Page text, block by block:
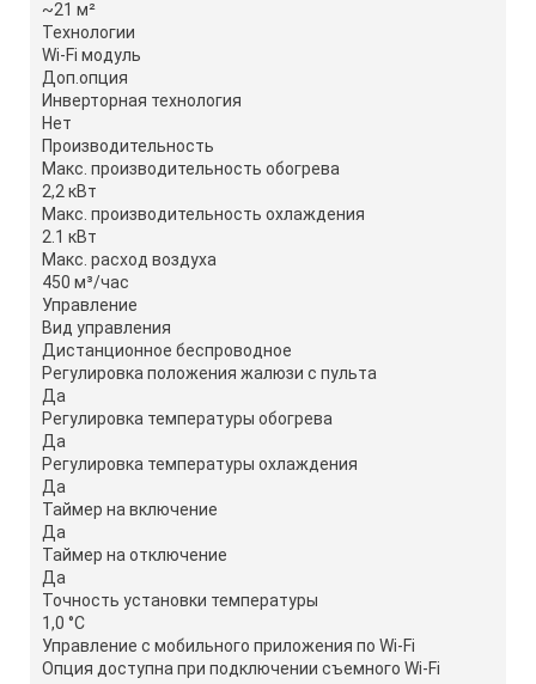
~21 м²
Технологии
Wi-Fi модуль
Доп.опция
Инверторная технология
Нет
Производительность
Макс. производительность обогрева
2,2 кВт
Макс. производительность охлаждения
2.1 кВт
Макс. расход воздуха
450 м³/час
Управление
Вид управления
Дистанционное беспроводное
Регулировка положения жалюзи с пульта
Да
Регулировка температуры обогрева
Да
Регулировка температуры охлаждения
Да
Таймер на включение
Да
Таймер на отключение
Да
Точность установки температуры
1,0 °С
Управление c мобильного приложения по Wi-Fi
Опция доступна при подключении съемного Wi-Fi